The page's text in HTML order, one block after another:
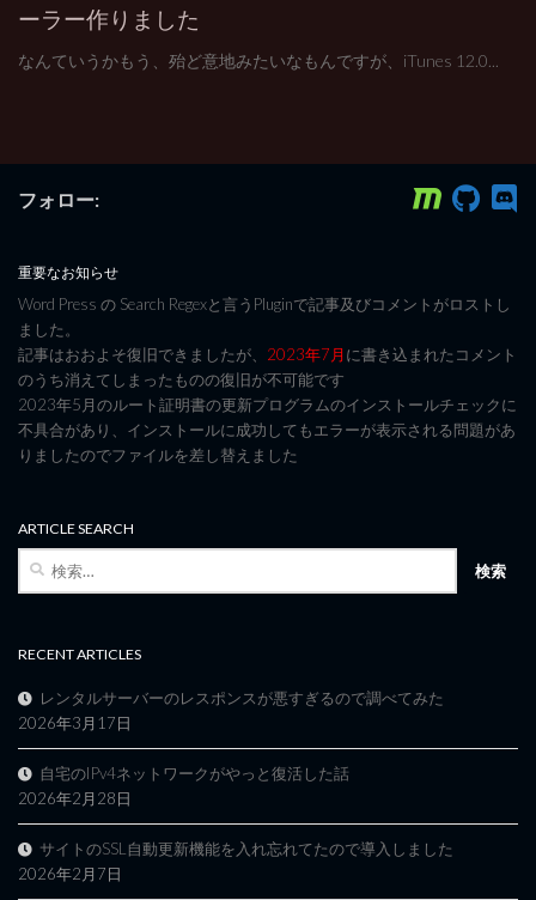
ーラー作りました
なんていうかもう、殆ど意地みたいなもんですが、iTunes 12.0...
フォロー:
重要なお知らせ
Word Press の Search Regexと言うPluginで記事及びコメントがロストし
ました。
記事はおおよそ復旧できましたが、 2023年7月に書き込まれたコメント
のうち消えてしまったものの復旧が不可能です
2023年5月のルート証明書の更新プログラムのインストールチェックに
不具合があり、インストールに成功してもエラーが表示される問題があ
りましたのでファイルを差し替えました
ARTICLE SEARCH
検
RECENT ARTICLES
レンタルサーバーのレスポンスが悪すぎるので調べてみた
2026年3月17日
自宅のIPv4ネットワークがやっと復活した話
2026年2月28日
サイトのSSL自動更新機能を入れ忘れてたので導入しました
2026年2月7日